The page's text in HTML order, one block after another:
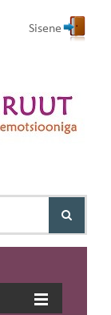
Sisene